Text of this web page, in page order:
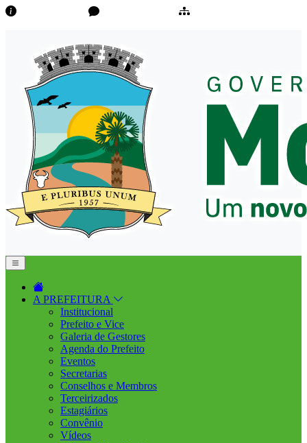
A PREFEITURA
Institucional
Prefeito e Vice
Galeria de Gestores
Agenda do Prefeito
Eventos
Secretarias
Conselhos e Membros
Terceirizados
Estagiários
Convênio
Vídeos